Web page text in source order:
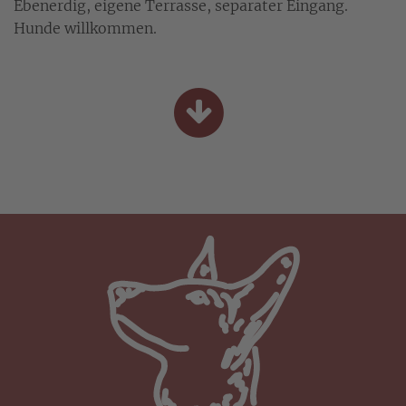
Ebenerdig, eigene Terrasse, separater Eingang.
Hunde willkommen.